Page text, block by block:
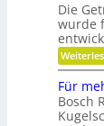
Die
wurde
Für
Bosch